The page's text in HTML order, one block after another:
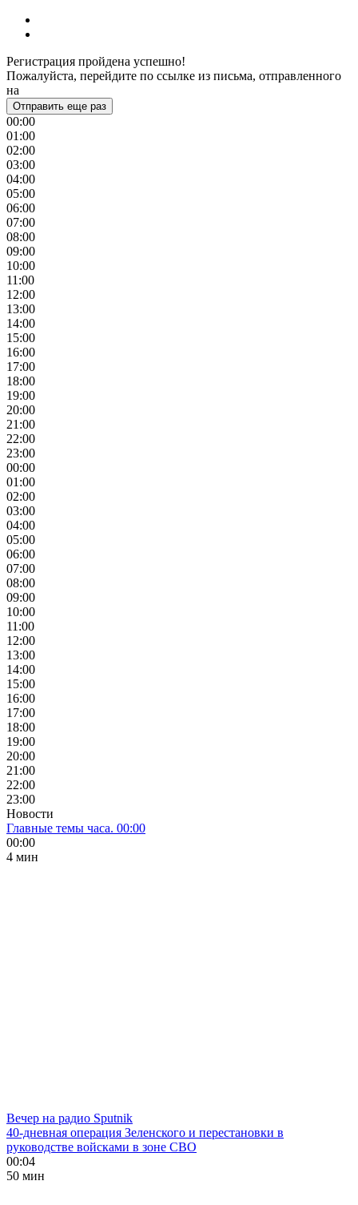
Регистрация пройдена успешно!
Пожалуйста, перейдите по ссылке из письма, отправленного
на
Отправить еще раз
00:00
01:00
02:00
03:00
04:00
05:00
06:00
07:00
08:00
09:00
10:00
11:00
12:00
13:00
14:00
15:00
16:00
17:00
18:00
19:00
20:00
21:00
22:00
23:00
00:00
01:00
02:00
03:00
04:00
05:00
06:00
07:00
08:00
09:00
10:00
11:00
12:00
13:00
14:00
15:00
16:00
17:00
18:00
19:00
20:00
21:00
22:00
23:00
Новости
Главные темы часа. 00:00
00:00
4 мин
Вечер на радио Sputnik
40-дневная операция Зеленского и перестановки в
руководстве войсками в зоне СВО
00:04
50 мин